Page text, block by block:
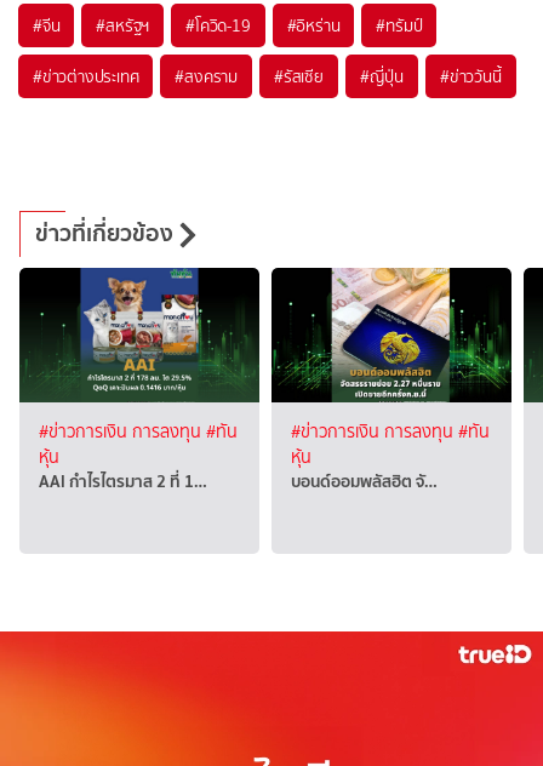
#จีน #สหรัฐฯ #โควิด-19 #อิหร่าน #ทรัมป์
#ข่าวต่างประเทศ #สงคราม #รัสเซีย #ญี่ปุ่น #ข่าววันนี้
ข่าวที่เกี่ยวข้อง
#ข่าวการเงิน การลงทุน #ทัน
หุ้น
AAI กำไรไตรมาส 2 ที่ 1…
#ข่าวการเงิน การลงทุน #ทัน
หุ้น
บอนด์ออมพลัสฮิต จั…